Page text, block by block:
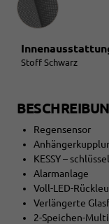
Stoff Schwarz
Regensensor
KESSY –
Alarmanlage
Voll-LED-
Verlängerte
2-Speichen-